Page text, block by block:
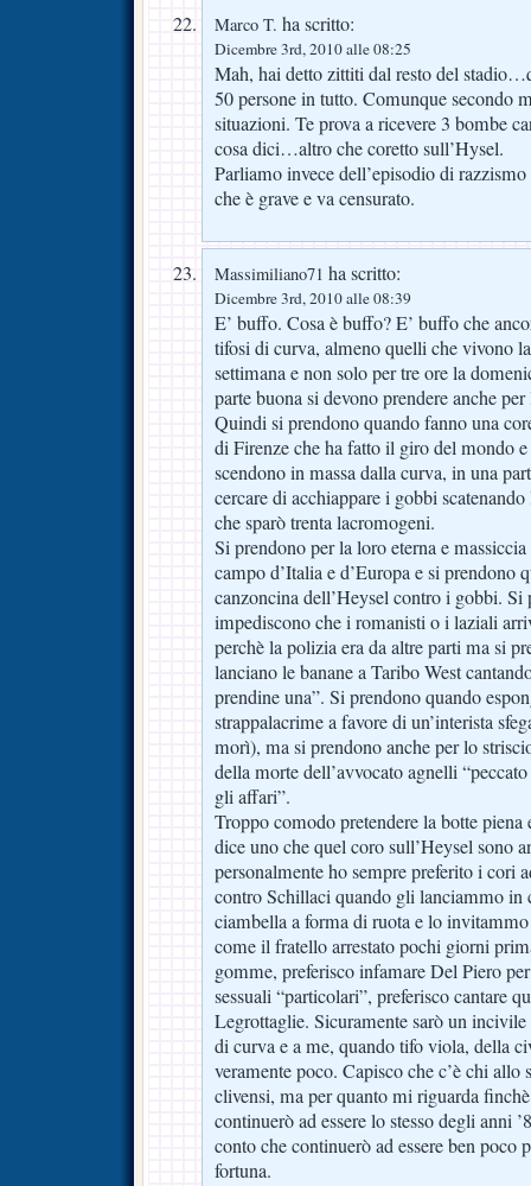
Marco T. ha scritto:
Dicembre 3rd, 2010 alle 08:25
Mah, hai detto zittiti dal resto del
50 persone in tutto. Comunque secondo
situazioni. Te prova a ricevere 3 bombe
cosa dici…altro che coretto sull’Hysel.
Parliamo invece dell’episodio di
che è grave e va censurato.
Massimiliano71 ha scritto:
Dicembre 3rd, 2010 alle 08:39
E’ buffo. Cosa è buffo? E’ buffo che
tifosi di curva, almeno quelli che vivono
settimana e non solo per tre ore la
parte buona si devono prendere anche
Quindi si prendono quando fanno una
di Firenze che ha fatto il giro del mondo
scendono in massa dalla curva, in una
cercare di acchiappare i gobbi
che sparò trenta lacromogeni.
Si prendono per la loro eterna e
campo d’Italia e d’Europa e si prendono
canzoncina dell’Heysel contro i gobbi. Si
impediscono che i romanisti o i laziali
perchè la polizia era da altre parti ma si
lanciano le banane a Taribo West
prendine una”. Si prendono quando
strappalacrime a favore di un’interista
morì), ma si prendono anche per lo
della morte dell’avvocato agnelli
gli affari”.
Troppo comodo pretendere la botte
dice uno che quel coro sull’Heysel sono
personalmente ho sempre preferito i cori
contro Schillaci quando gli lanciammo in
ciambella a forma di ruota e lo
come il fratello arrestato pochi giorni
gomme, preferisco infamare Del Piero
sessuali “particolari”, preferisco cantare
Legrottaglie. Sicuramente sarò un
di curva e a me, quando tifo viola, della
veramente poco. Capisco che c’è chi
clivensi, ma per quanto mi riguarda
continuerò ad essere lo stesso degli anni
conto che continuerò ad essere ben poco
fortuna.